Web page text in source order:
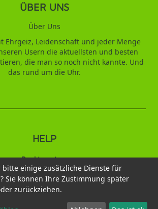
HELP
Punktesystem
ÜBER UNS
Über Uns
Ehrgeiz, Leidenschaft und jeder Menge
Usern die aktuellsten und besten
die man so noch nicht kannte. Und
das rund um die Uhr.
2026 © Duftbaum
bitte einige zusätzliche Dienste für
Sie können Ihre Zustimmung später
zurückziehen.